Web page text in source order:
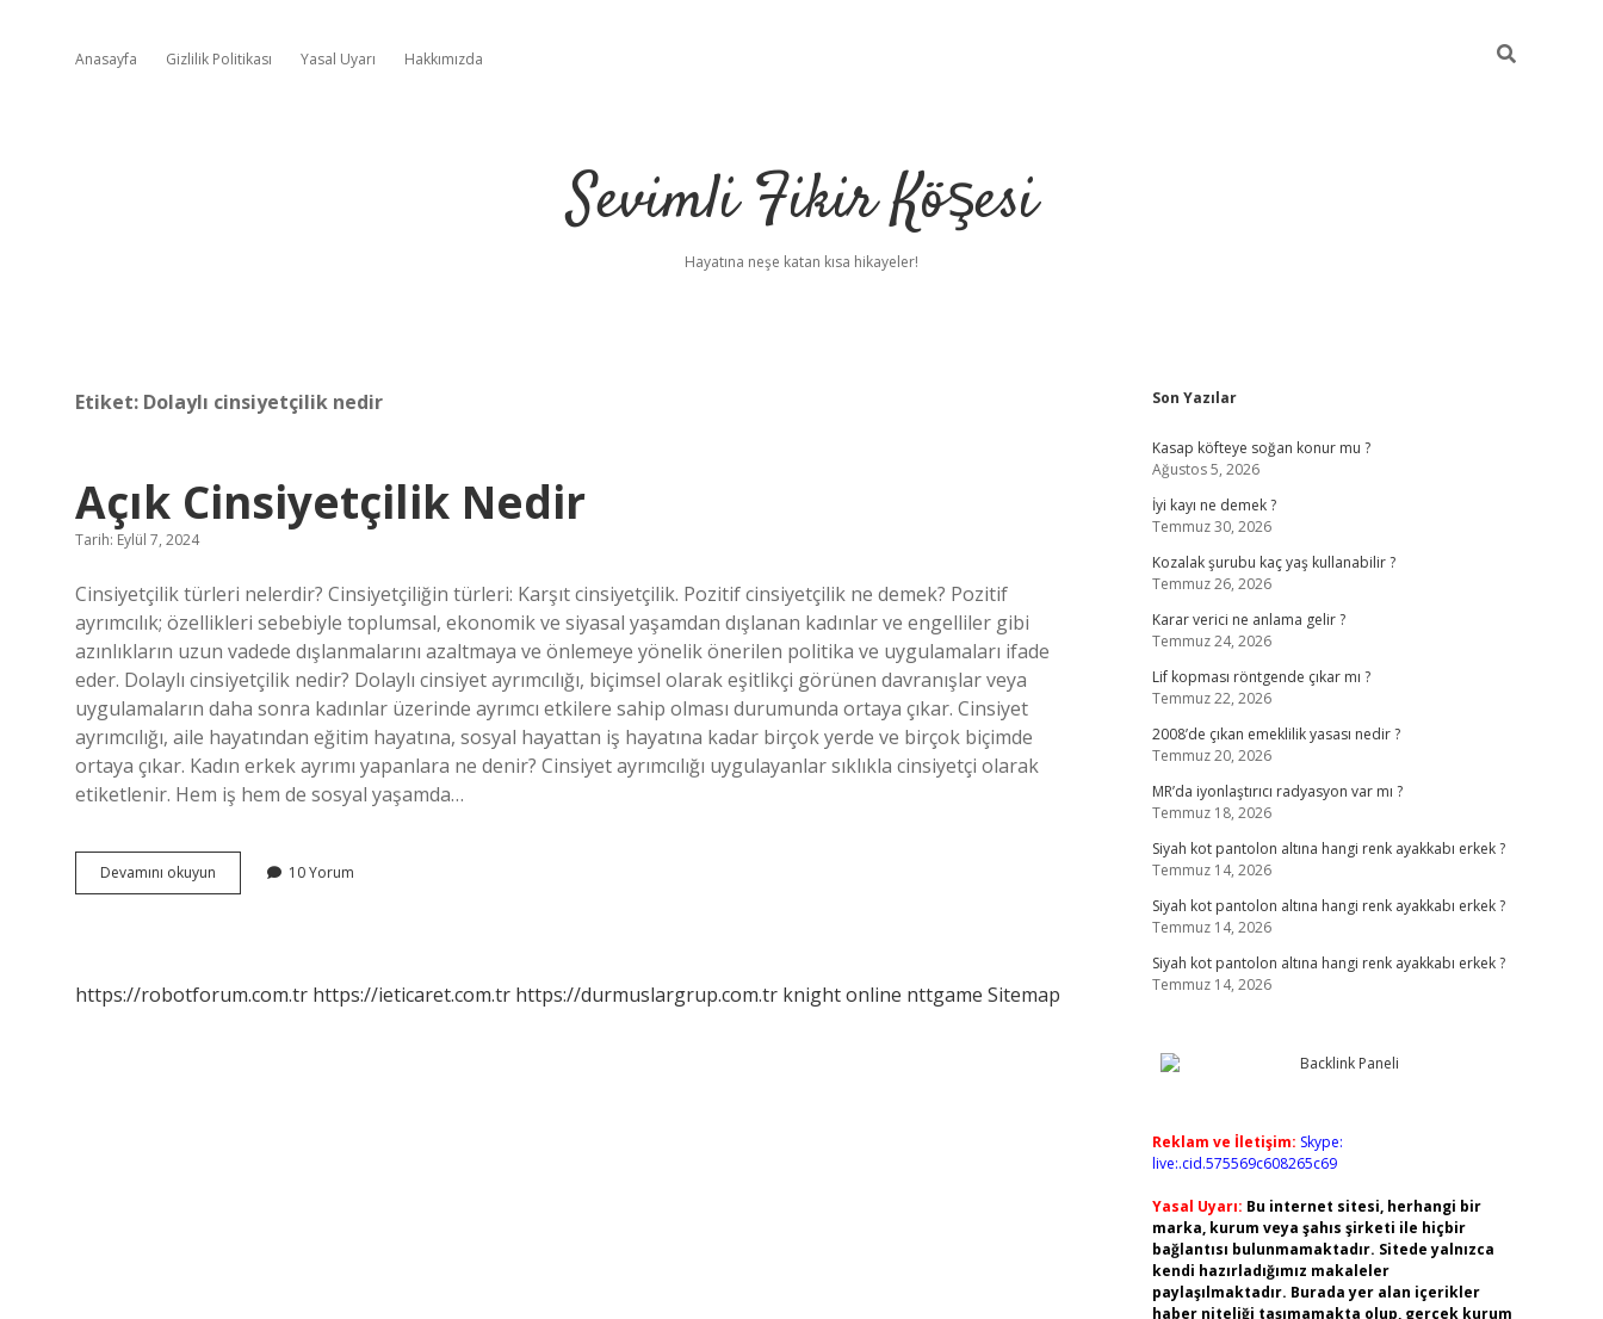
Anasayfa Gizlilik Politikası Yasal Uyarı Hakkımızda
Sevimli Fikir Köşesi
Hayatına neşe katan kısa hikayeler!
Etiket: Dolaylı cinsiyetçilik nedir
Açık Cinsiyetçilik Nedir
Tarih: Eylül 7, 2024
Cinsiyetçilik türleri nelerdir? Cinsiyetçiliğin türleri: Karşıt cinsiyetçilik. Pozitif cinsiyetçilik ne demek? Pozitif
ayrımcılık; özellikleri sebebiyle toplumsal, ekonomik ve siyasal yaşamdan dışlanan kadınlar ve engelliler gibi
azınlıkların uzun vadede dışlanmalarını azaltmaya ve önlemeye yönelik önerilen politika ve uygulamaları ifade
eder. Dolaylı cinsiyetçilik nedir? Dolaylı cinsiyet ayrımcılığı, biçimsel olarak eşitlikçi görünen davranışlar veya
uygulamaların daha sonra kadınlar üzerinde ayrımcı etkilere sahip olması durumunda ortaya çıkar. Cinsiyet
ayrımcılığı, aile hayatından eğitim hayatına, sosyal hayattan iş hayatına kadar birçok yerde ve birçok biçimde
ortaya çıkar. Kadın erkek ayrımı yapanlara ne denir? Cinsiyet ayrımcılığı uygulayanlar sıklıkla cinsiyetçi olarak
etiketlenir. Hem iş hem de sosyal yaşamda…
Devamını okuyun
Cinsiyetçilik
10 Yorum
https://robotforum.com.tr https://ieticaret.com.tr https://durmuslargrup.com.tr knight online nttgame Sitemap
Sidebar
Son Yazılar
Kasap köfteye soğan konur mu ?
Ağustos 5, 2026
İyi kayı ne demek ?
Temmuz 30, 2026
Kozalak şurubu kaç yaş kullanabilir ?
Temmuz 26, 2026
Karar verici ne anlama gelir ?
Temmuz 24, 2026
Lif kopması röntgende çıkar mı ?
Temmuz 22, 2026
2008’de çıkan emeklilik yasası nedir ?
Temmuz 20, 2026
MR’da iyonlaştırıcı radyasyon var mı ?
Temmuz 18, 2026
Siyah kot pantolon altına hangi renk ayakkabı erkek ?
Temmuz 14, 2026
Siyah kot pantolon altına hangi renk ayakkabı erkek ?
Temmuz 14, 2026
Siyah kot pantolon altına hangi renk ayakkabı erkek ?
Temmuz 14, 2026
Reklam ve İletişim: Skype:
live:.cid.575569c608265c69
Yasal Uyarı: Bu internet sitesi, herhangi bir
marka, kurum veya şahıs şirketi ile hiçbir
bağlantısı bulunmamaktadır. Sitede yalnızca
kendi hazırladığımız makaleler
paylaşılmaktadır. Burada yer alan içerikler
haber niteliği taşımamakta olup, gerçek kurum